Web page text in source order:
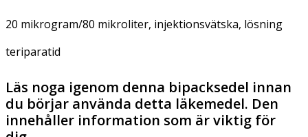
20 mikrogram/80 mikroliter, injektionsvätska, lösning
teriparatid
Läs noga igenom denna bipacksedel innan
du börjar använda detta läkemedel. Den
innehåller information som är viktig för